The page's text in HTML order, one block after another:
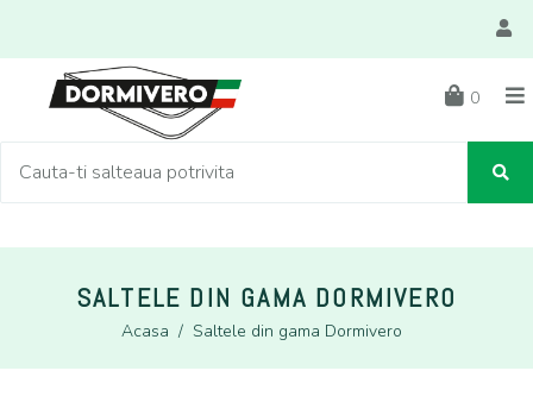
0
SALTELE DIN GAMA DORMIVERO
Acasa / Saltele din gama Dormivero